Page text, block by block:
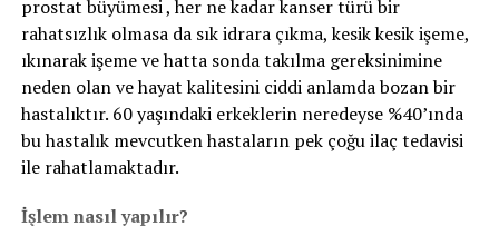
prostat büyümesi , her ne kadar kanser türü bir
rahatsızlık olmasa da sık idrara çıkma, kesik kesik işeme,
ıkınarak işeme ve hatta sonda takılma gereksinimine
neden olan ve hayat kalitesini ciddi anlamda bozan bir
hastalıktır. 60 yaşındaki erkeklerin neredeyse %40’ında
bu hastalık mevcutken hastaların pek çoğu ilaç tedavisi
ile rahatlamaktadır.
İşlem nasıl yapılır?